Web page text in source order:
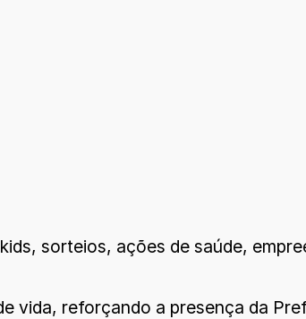
sorteios, ações de saúde,
vida, reforçando a presença da